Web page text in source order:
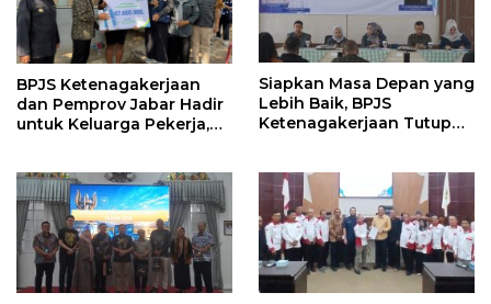
BPJS Ketenagakerjaan
dan Pemprov Jabar Hadir
untuk Keluarga Pekerja,
Siapkan Masa Depan yang
Lebih Baik, BPJS
Ketenagakerjaan Tutup